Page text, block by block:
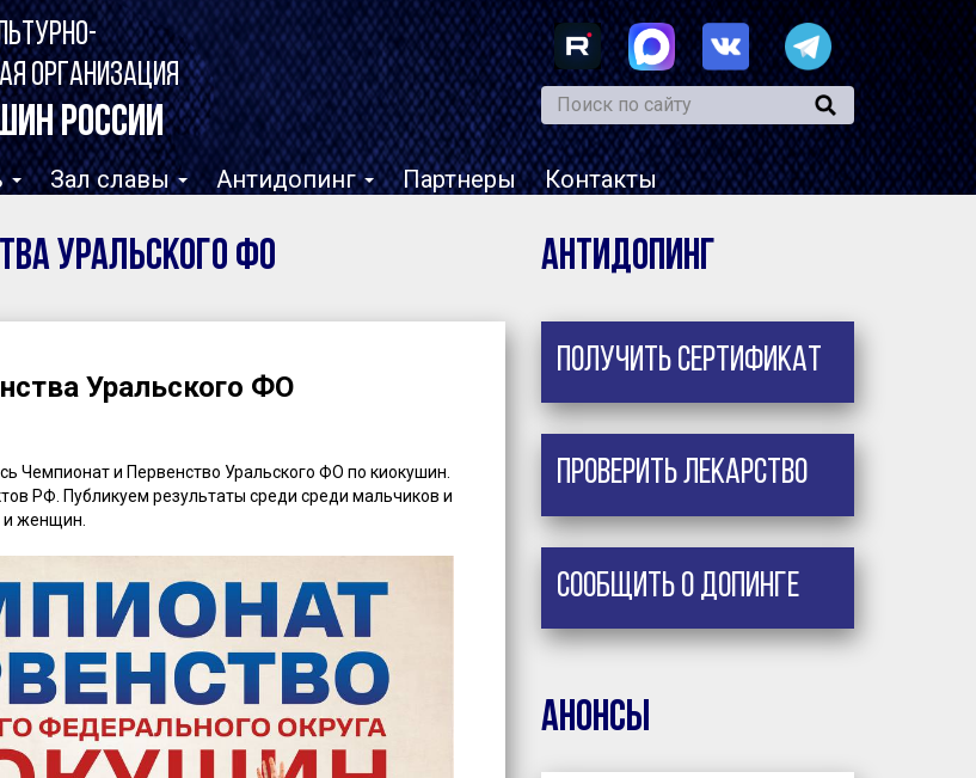
ОРГАНИЗАЦИЯ
РОССИИ
Зал славы Антидопинг Партнеры Контакты
Уральского ФО Антидопинг
Уральского ФО
Чемпионат и Первенство Уральского ФО по киокушин.
РФ. Публикуем результаты среди среди мальчиков и
женщин.
Получить сертификат
Проверить лекарство
Сообщить о допинге
Анонсы